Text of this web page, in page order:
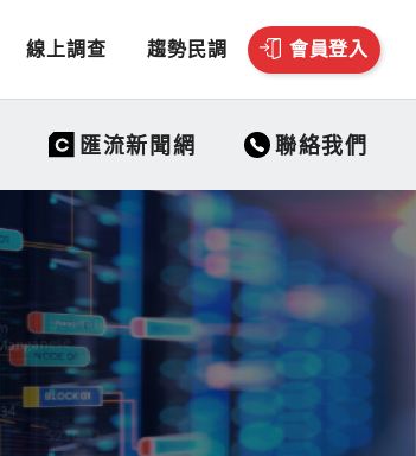
線上調查 趨勢民調 會員登入
匯流新聞網 聯絡我們